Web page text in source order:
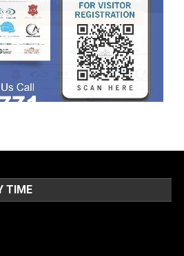
TIME